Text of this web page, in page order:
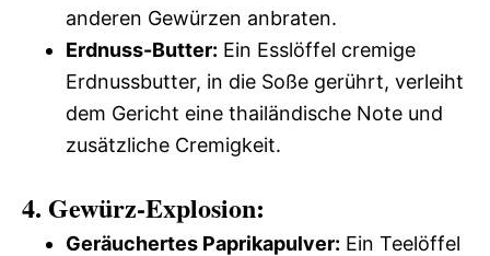
anderen Gewürzen anbraten.
Erdnuss-Butter: Ein Esslöffel cremige
Erdnussbutter, in die Soße gerührt, verleiht
dem Gericht eine thailändische Note und
zusätzliche Cremigkeit.
4. Gewürz-Explosion:
Geräuchertes Paprikapulver: Ein Teelöffel